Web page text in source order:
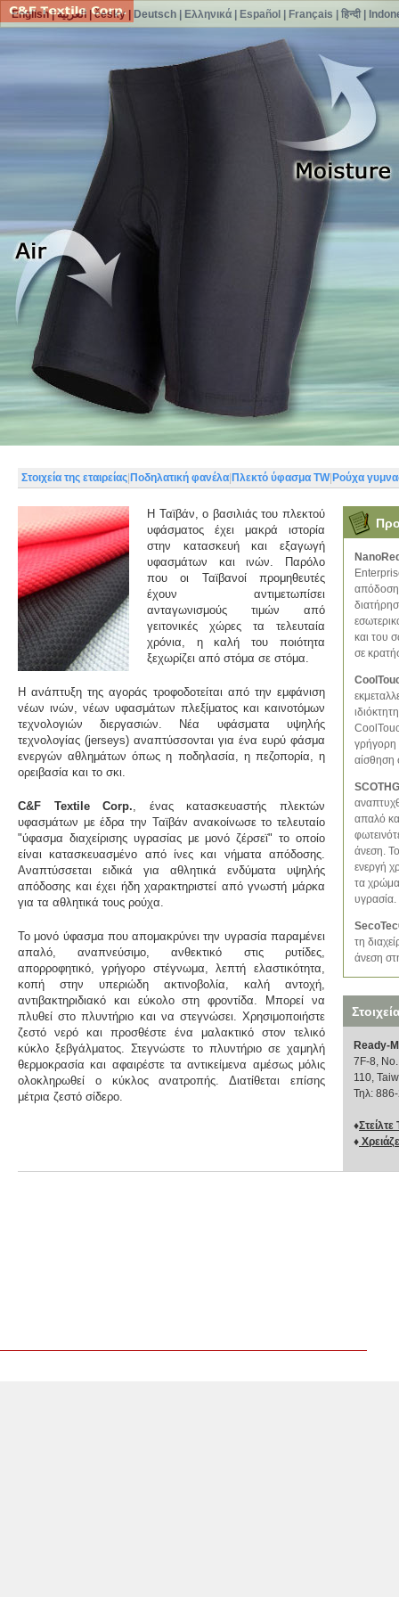
Στοιχεία της εταιρείας Ποδηλατική φανέλα Πλεκτό ύφασμα TW| Ρούχα
Η Ταϊβάν, ο βασιλιάς του πλεκτού
υφάσματος έχει μακρά ιστορία
στην κατασκευή και εξαγωγή
υφασμάτων και ινών. Παρόλο
που οι Ταϊβανοί προμηθευτές
έχουν αντιμετωπίσει
ανταγωνισμούς τιμών από
γειτονικές χώρες τα τελευταία
χρόνια, η καλή του ποιότητα
ξεχωρίζει από στόμα σε στόμα.
Η ανάπτυξη της αγοράς τροφοδοτείται από την εμφάνιση
νέων ινών, νέων υφασμάτων πλεξίματος και καινοτόμων
τεχνολογιών διεργασιών. Νέα υφάσματα υψηλής
τεχνολογίας (jerseys) αναπτύσσονται για ένα ευρύ φάσμα
ενεργών αθλημάτων όπως η ποδηλασία, η πεζοπορία, η
ορειβασία και το σκι.
C&F Textile Corp., ένας κατασκευαστής πλεκτών
υφασμάτων με έδρα την Ταϊβάν ανακοίνωσε το τελευταίο
"ύφασμα διαχείρισης υγρασίας με μονό ζέρσεϊ" το οποίο
είναι κατασκευασμένο από ίνες και νήματα απόδοσης.
Αναπτύσσεται ειδικά για αθλητικά ενδύματα υψηλής
απόδοσης και έχει ήδη χαρακτηριστεί από γνωστή μάρκα
για τα αθλητικά τους ρούχα.
Το μονό ύφασμα που απομακρύνει την υγρασία παραμένει
απαλό, αναπνεύσιμο, ανθεκτικό στις ρυτίδες,
απορροφητικό, γρήγορο στέγνωμα, λεπτή ελαστικότητα,
κοπή στην υπεριώδη ακτινοβολία, καλή αντοχή,
αντιβακτηριδιακό και εύκολο στη φροντίδα. Μπορεί να
πλυθεί στο πλυντήριο και να στεγνώσει. Χρησιμοποιήστε
ζεστό νερό και προσθέστε ένα μαλακτικό στον τελικό
κύκλο ξεβγάλματος. Στεγνώστε το πλυντήριο σε χαμηλή
θερμοκρασία και αφαιρέστε τα αντικείμενα αμέσως μόλις
ολοκληρωθεί ο κύκλος ανατροπής. Διατίθεται επίσης
μέτρια ζεστό σίδερο.
και του
σε
γρήγορη
αίσθηση
απαλό
άνεση.
ενεργή
τα
υγρασία.
SecoTec
τη
άνεση
Ready-
7F-8,
110,
Τηλ:
♦
♦
English|العربية|česky| Deutsch| Ελληνικά| Español Français हिन्दी|